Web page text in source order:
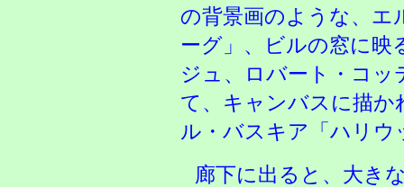
の背景画のような、エ
ーグ」、ビルの窓に映
ジュ、ロバート・コ
て、キャンバスに描か
ル・バスキア「ハリ
廊下に出ると、大き